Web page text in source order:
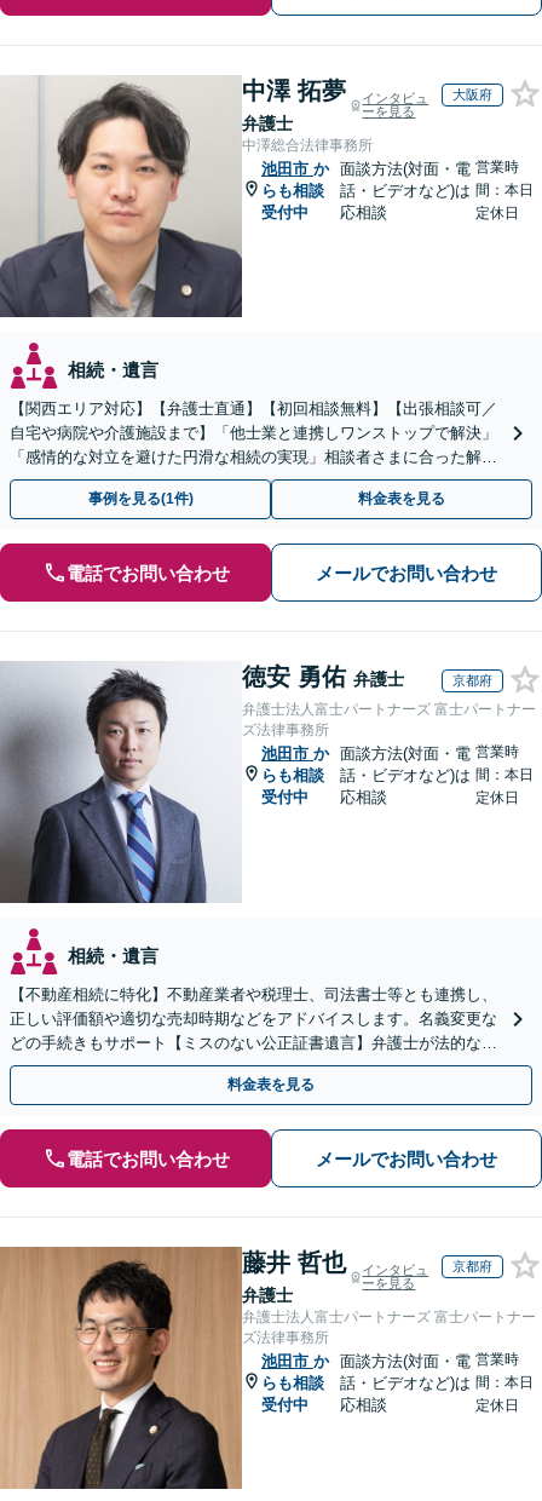
中澤 拓夢
弁護士
インタビュ
ーを見る
大阪府
中澤総合法律事務所
池田市 か
らも相談
受付中
面談方法(対面・電
話・ビデオなど)は
応相談
営業時
間：本日
定休日
相続・遺言
【関西エリア対応】【弁護士直通】【初回相談無料】【出張相談可／
自宅や病院や介護施設まで】「他士業と連携しワンストップで解決」
「感情的な対立を避けた円滑な相続の実現」相談者さまに合った解決
のプランをご提案
事例を見る(1件) 料金表を見る
電話でお問い合わせ メールでお問い合わせ
徳安 勇佑 弁護士 京都府
弁護士法人富士パートナーズ 富士パートナー
ズ法律事務所
池田市 か
らも相談
受付中
面談方法(対面・電
話・ビデオなど)は
応相談
営業時
間：本日
定休日
相続・遺言
【不動産相続に特化】不動産業者や税理士、司法書士等とも連携し、
正しい評価額や適切な売却時期などをアドバイスします。名義変更な
どの手続きもサポート【ミスのない公正証書遺言】弁護士が法的な観
点から遺言書を作成します。
料金表を見る
電話でお問い合わせ メールでお問い合わせ
藤井 哲也
弁護士
インタビュ
ーを見る
京都府
弁護士法人富士パートナーズ 富士パートナー
ズ法律事務所
池田市 か
らも相談
受付中
面談方法(対面・電
話・ビデオなど)は
応相談
営業時
間：本日
定休日